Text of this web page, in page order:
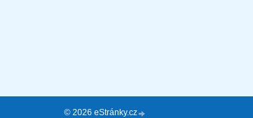
© 2026 eStránky.cz